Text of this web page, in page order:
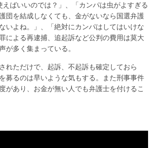
ばいいのでは？」、「カンパは虫がよすぎる
団を結成しなくても、金がないなら国選弁護
いよね。」、「絶対にカンパはしてはいけな
による再逮捕、追起訴など公判の費用は莫大
が多く集まっている。
れただけで、起訴、不起訴も確定しておら
募るのは早いような気もする。また刑事事件
があり、お金が無い人でも弁護士を付けるこ